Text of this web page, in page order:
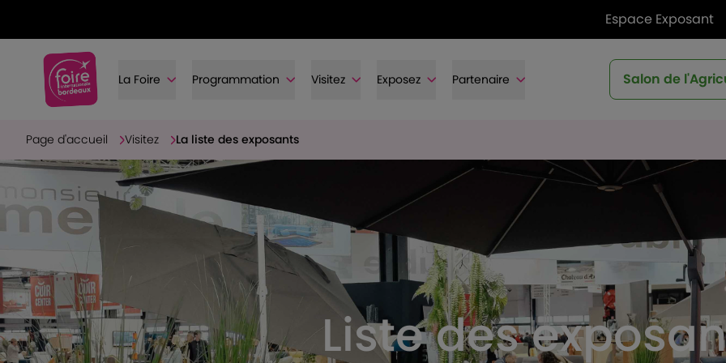
Espace Exposant
La Foire Programmation Visitez Exposez Partenaire Salon de
Page d'accueil Visitez La liste des exposants
Liste des